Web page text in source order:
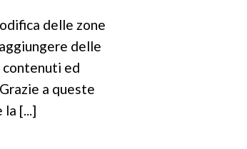
delle zone
delle
contenuti ed
a queste
[...]